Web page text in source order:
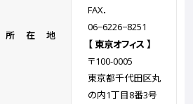
所在地
FAX．
06−6226−8251
【 東京オフィス 】
〒100-0005
東京都千代田区丸
の内1丁目8番3号